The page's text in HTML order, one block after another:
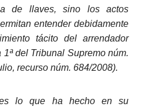
de llaves, sino los actos
entender debidamente
tácito del arrendador
del Tribunal Supremo núm.
recurso núm. 684/2008).
es lo que ha hecho en su